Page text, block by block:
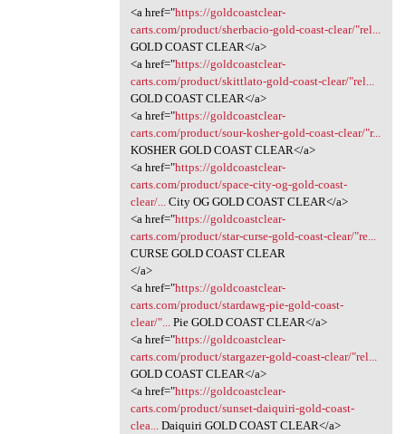
<a href="https://goldcoastclear-
carts.com/product/sherbacio-gold-coast-clear/"rel...
GOLD COAST CLEAR</a>
<a href="https://goldcoastclear-
carts.com/product/skittlato-gold-coast-clear/"rel...
GOLD COAST CLEAR</a>
<a href="https://goldcoastclear-
carts.com/product/sour-kosher-gold-coast-clear/"r...
KOSHER GOLD COAST CLEAR</a>
<a href="https://goldcoastclear-
carts.com/product/space-city-og-gold-coast-
clear/...
City OG GOLD COAST CLEAR</a>
<a href="https://goldcoastclear-
carts.com/product/star-curse-gold-coast-clear/"re...
CURSE GOLD COAST CLEAR
</a>
<a href="https://goldcoastclear-
carts.com/product/stardawg-pie-gold-coast-
clear/"...
Pie GOLD COAST CLEAR</a>
<a href="https://goldcoastclear-
carts.com/product/stargazer-gold-coast-clear/"rel...
GOLD COAST CLEAR</a>
<a href="https://goldcoastclear-
carts.com/product/sunset-daiquiri-gold-coast-
clea...
Daiquiri GOLD COAST CLEAR</a>